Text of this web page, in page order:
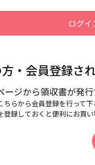
・会員登録さ
ジから領収書が発行
らから会員登録を行って下
録しておくと便利にお買い